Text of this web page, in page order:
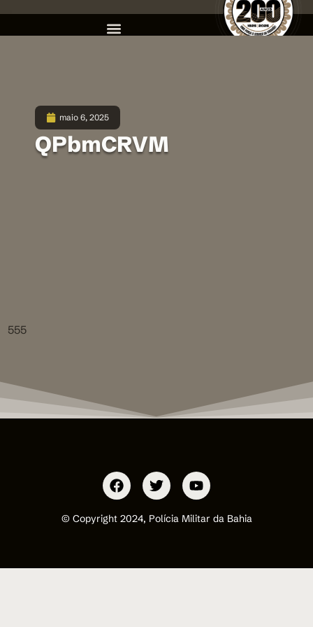
maio 6, 2025
QPbmCRVM
555
© Copyright 2024, Polícia Militar da Bahia